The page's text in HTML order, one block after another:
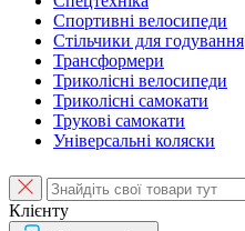
Спортивні велосипеди
Стільчики для годування
Трансформери
Триколісні велосипеди
Триколісні самокати
Трукові самокати
Універсальні коляски
Клієнту